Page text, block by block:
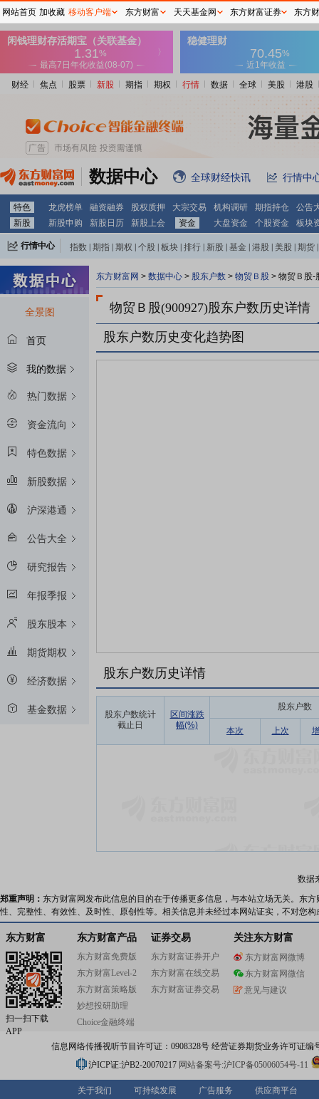
财经 焦点 股票 新股 期指 期权 行情 数据 全球 美股 港股
数据中心 全球财经快讯 行情中
特色 龙虎榜单 融资融券 股权质押 大宗交易 机构调研 期指持仓
公告
新股
新股申购 新股日历 新股上会 资金 大盘资金 个股资金 板块
行情中心 指数 期指 期权 个股 板块 排行 新股 基金 港股 美股 期货
全景图
首页
我的数据
热门数据
资金流向
特色数据
新股数据
沪深港通
公告大全
研究报告
年报季报
股东股本
期货期权
经济数据
基金数据
东方财富网 > 数据中心 > 股东户数 > 物贸Ｂ股 > 物贸Ｂ股-
物贸Ｂ股(900927)股东户数历史详情
股东户数历史变化趋势图
股东户数历史详情
股东户数统计
截止日
区间涨跌
幅(%)
股东户数
本次 上次
数据
郑重声明： 东方财富网发布此信息的目的在于传播更多信息，与本站立场无关。东
性、完整性、有效性、及时性、原创性等。相关信息并未经过本网站证实，不对您
东方财富
扫一扫下载
APP
东方财富产品
东方财富免费版
东方财富Level-2
东方财富策略版
妙想投研助理
Choice金融终端
证券交易
东方财富证券开户
东方财富在线交易
东方财富证券交易
关注东方财富
东方财富网微博
东方财富网微信
意见与建议
信息网络传播视听节目许可证：0908328号 经营证券期货业务许可证编
沪ICP证:沪B2-20070217 网站备案号:沪ICP备05006054号-11
关于我们 可持续发展 广告服务 供应商平台
网站首页 加收藏 移动客户端 东方财富 天天基金网 东方财富证券 东方